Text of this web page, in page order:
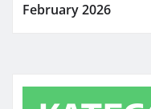
February 2026